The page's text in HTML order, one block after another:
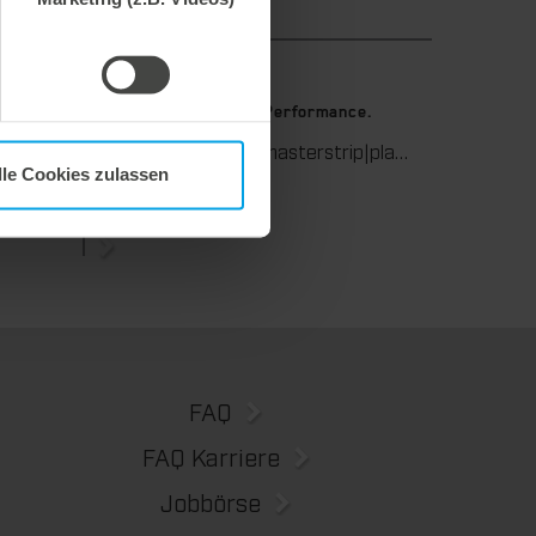
Cookies zulassen
Wir unterstützen Sie in der Wellpappenverarbeitung mit dem digitalen Zonenausgleich DZL|foil bei der Reduzierung von Rüstzeiten und dem zuverlässigen Ausgleich von Höhentoleranzen im Stanztiegel. Die individuell angepasste Folie sorgt für gleichmäßige Stanzergebnisse und stabile Produktionsprozesse – schnell, flexibel und ohne aufwendige mechanische Eingriffe.
9. Juli 2026
Maximale Ausbrech-Performance.
Wir bieten mit der masterstrip|plate eine seit vielen Jahren bewährte Lösung für maximale Prozesssicherheit beim Ausbrechen. Das speziell entwickelte Ausbrechoberteil ermöglicht einen stabilen, sauberen und effizienten Ausbrechprozess auch bei anspruchsvollen Anwendungen.
FAQ
FAQ Karriere
Jobbörse